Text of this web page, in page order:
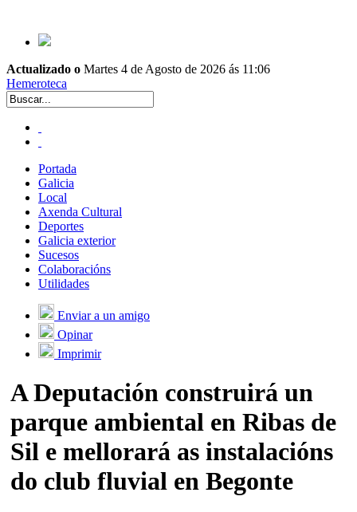
Actualizado o Martes 4 de Agosto de 2026 ás 11:06
Hemeroteca
Portada
Galicia
Local
Axenda Cultural
Deportes
Galicia exterior
Sucesos
Colaboracións
Utilidades
Enviar a un amigo
Opinar
Imprimir
A Deputación construirá un
parque ambiental en Ribas de
Sil e mellorará as instalacións
do club fluvial en Begonte